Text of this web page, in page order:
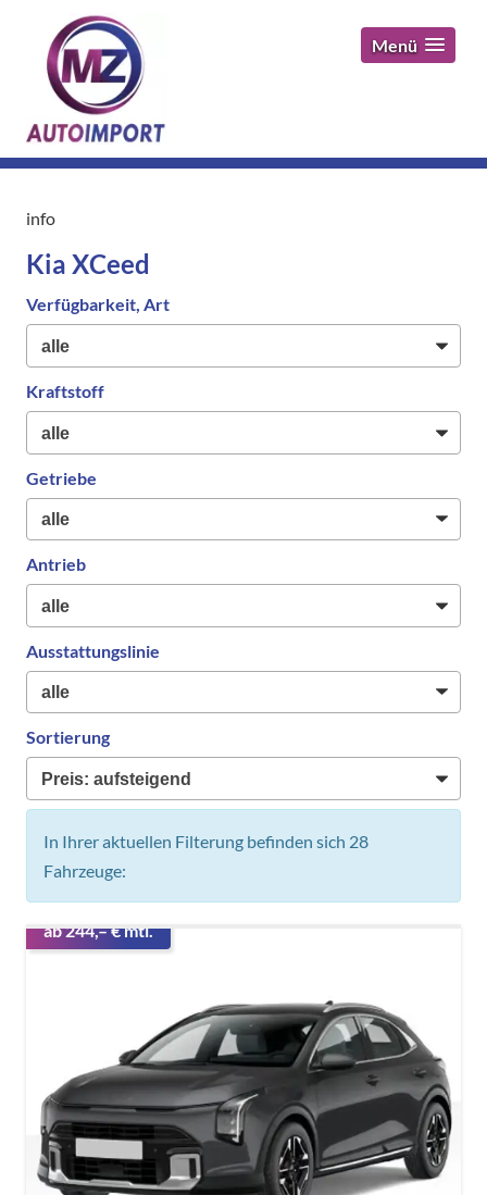
Menü
info
Kia XCeed
Verfügbarkeit, Art
Kraftstoff
Getriebe
Antrieb
Ausstattungslinie
Sortierung
In Ihrer aktuellen Filterung befinden sich 28
Fahrzeuge:
ab 244,– € mtl.